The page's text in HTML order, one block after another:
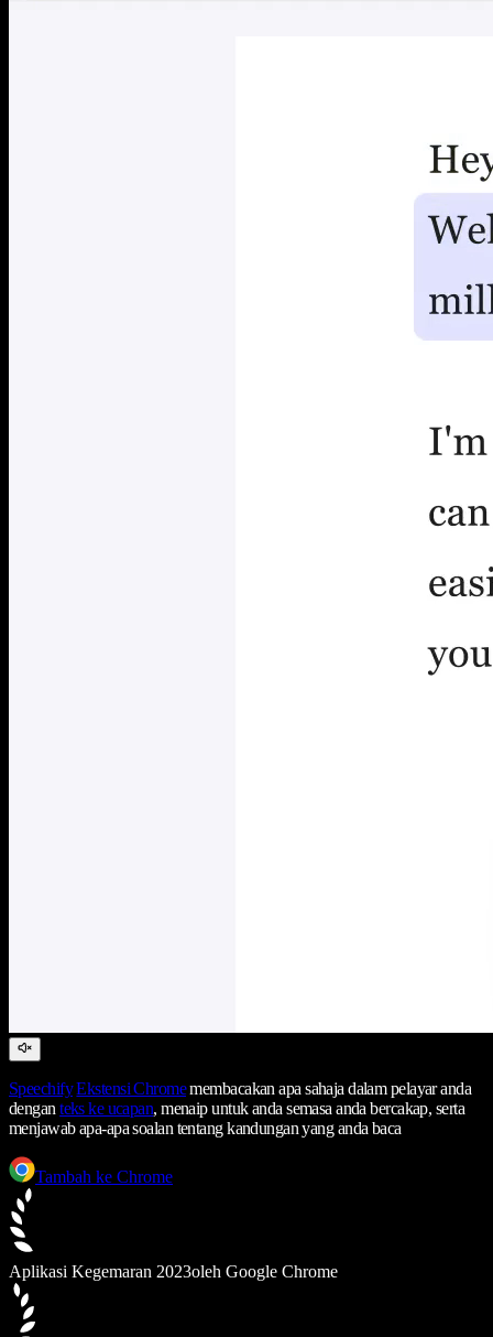
Speechify Ekstensi Chromemembacakan apa sahaja dalam pelayar anda
denganteks ke ucapan, menaip untuk anda semasa anda bercakap, serta
menjawab apa-apa soalan tentang kandungan yang anda baca
Tambah ke Chrome
Aplikasi Kegemaran 2023oleh Google Chrome